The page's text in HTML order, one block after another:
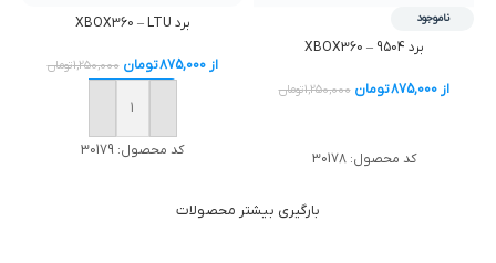
ناموجود
برد XBOX360 – 9504
از875,000تومان 1,250,000تومان
کد محصول:30178
برد XBOX360 – LTU
از875,000تومان 1,250,000تومان
خرید
کد محصول: 30179
بارگیری بیشتر محصولات